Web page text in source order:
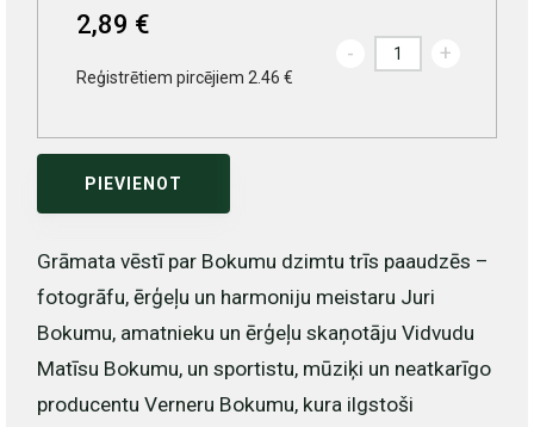
2,89 €
Reģistrētiem pircējiem 2.46 €
- +
PIEVIENOT
Grāmata vēstī par Bokumu dzimtu trīs paaudzēs –
fotogrāfu, ērģeļu un harmoniju meistaru Juri
Bokumu, amatnieku un ērģeļu skaņotāju Vidvudu
Matīsu Bokumu, un sportistu, mūziķi un neatkarīgo
producentu Verneru Bokumu, kura ilgstoši